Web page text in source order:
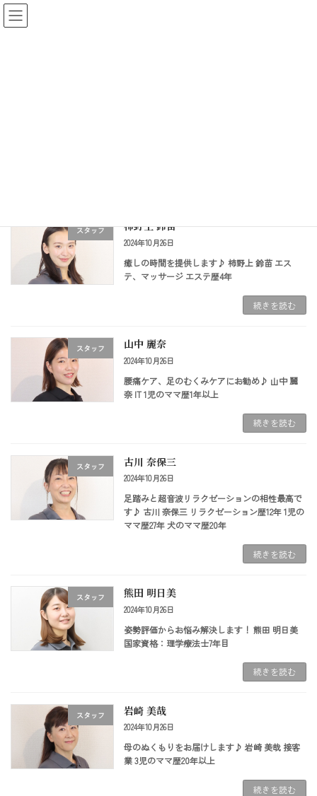
コ
ン
ナ
ビ
スタッフ 柿野上 鈴苗
2024年10月26日
癒しの時間を提供します♪ 柿野上 鈴苗 エス
テ、マッサージ エステ歴4年
続きを読む
スタッフ 山中 麗奈
2024年10月26日
腰痛ケア、足のむくみケアにお勧め♪ 山中 麗
奈 IT 1児のママ歴1年以上
続きを読む
スタッフ 古川 奈保三
2024年10月26日
足踏みと超音波リラクゼーションの相性最高で
す♪ 古川 奈保三 リラクゼーション歴12年 1児の
ママ歴27年 犬のママ歴20年
続きを読む
スタッフ 熊田 明日美
2024年10月26日
姿勢評価からお悩み解決します！ 熊田 明日美
国家資格：理学療法士7年目
続きを読む
スタッフ 岩崎 美哉
2024年10月26日
母のぬくもりをお届けします♪ 岩崎 美哉 接客
業 3児のママ歴20年以上
続きを読む